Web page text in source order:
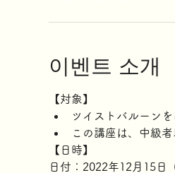
이벤트 소개
【対象】
ツイストバルーン
この講座は、中級
【日時】
日付：2022年12月15日